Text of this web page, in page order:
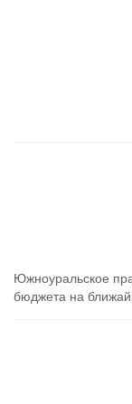
Южноуральское
бюджета на